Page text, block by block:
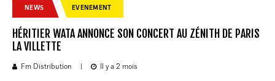
NEWS EVENEMENT
HÉRITIER WATA ANNONCE SON CONCERT AU ZÉNITH DE PARIS
LA VILLETTE
Fm Distribution Il y a 2 mois